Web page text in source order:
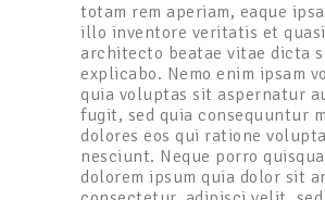
totam rem aperiam, eaque
illo inventore veritatis et quasi
architecto beatae vitae dicta
explicabo. Nemo enim ipsam
quia voluptas sit aspernatur
fugit, sed quia consequuntur
dolores eos qui ratione
nesciunt. Neque porro
dolorem ipsum quia dolor sit